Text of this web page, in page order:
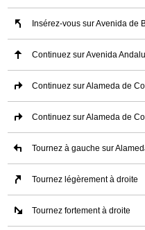
Insérez-vous sur Avenida de
Continuez sur Avenida
Continuez sur Alameda de
Continuez sur Alameda de
Tournez à gauche sur
Tournez légèrement à droite
Tournez fortement à droite